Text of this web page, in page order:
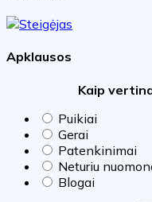
Apklausos
Kaip
Puikiai
Gerai
Patenkinimai
Neturiu
Blogai